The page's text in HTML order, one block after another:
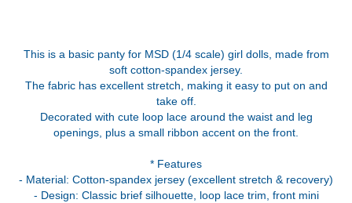
This is a basic panty for MSD (1/4 scale) girl dolls, made from
soft cotton-spandex jersey.
The fabric has excellent stretch, making it easy to put on and
take off.
Decorated with cute loop lace around the waist and leg
openings, plus a small ribbon accent on the front.
* Features
- Material: Cotton-spandex jersey (excellent stretch & recovery)
- Design: Classic brief silhouette, loop lace trim, front mini